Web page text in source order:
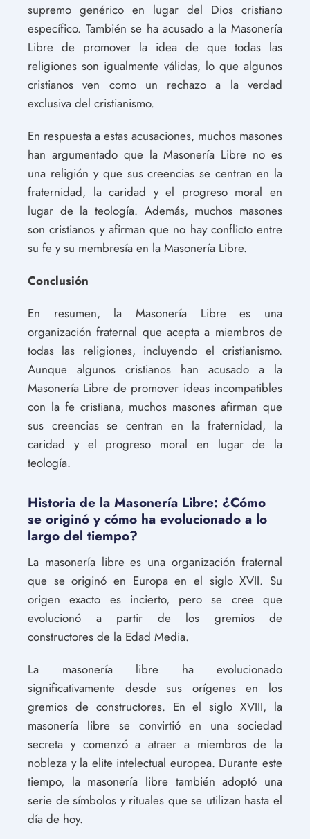
supremo genérico en lugar del Dios cristiano
específico. También se ha acusado a la Masonería
Libre de promover la idea de que todas las
religiones son igualmente válidas, lo que algunos
cristianos ven como un rechazo a la verdad
exclusiva del cristianismo.
En respuesta a estas acusaciones, muchos masones
han argumentado que la Masonería Libre no es
una religión y que sus creencias se centran en la
fraternidad, la caridad y el progreso moral en
lugar de la teología. Además, muchos masones
son cristianos y afirman que no hay conflicto entre
su fe y su membresía en la Masonería Libre.
Conclusión
En resumen, la Masonería Libre es una
organización fraternal que acepta a miembros de
todas las religiones, incluyendo el cristianismo.
Aunque algunos cristianos han acusado a la
Masonería Libre de promover ideas incompatibles
con la fe cristiana, muchos masones afirman que
sus creencias se centran en la fraternidad, la
caridad y el progreso moral en lugar de la
teología.
Historia de la Masonería Libre: ¿Cómo
se originó y cómo ha evolucionado a lo
largo del tiempo?
La masonería libre es una organización fraternal
que se originó en Europa en el siglo XVII. Su
origen exacto es incierto, pero se cree que
evolucionó a partir de los gremios de
constructores de la Edad Media.
La masonería libre ha evolucionado
significativamente desde sus orígenes en los
gremios de constructores. En el siglo XVIII, la
masonería libre se convirtió en una sociedad
secreta y comenzó a atraer a miembros de la
nobleza y la elite intelectual europea. Durante este
tiempo, la masonería libre también adoptó una
serie de símbolos y rituales que se utilizan hasta el
día de hoy.